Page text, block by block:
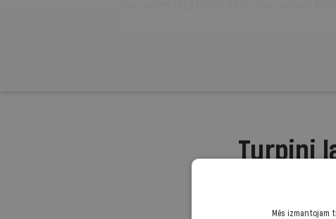
Turpini
Mēs izmantojam